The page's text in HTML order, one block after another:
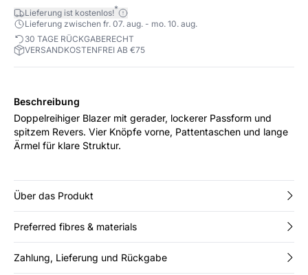
Lieferung ist kostenlos!*
Lieferung zwischen fr. 07. aug. - mo. 10. aug.
30 TAGE RÜCKGABERECHT
VERSANDKOSTENFREI AB €75
Beschreibung
Doppelreihiger Blazer mit gerader, lockerer Passform und
spitzem Revers. Vier Knöpfe vorne, Pattentaschen und lange
Ärmel für klare Struktur.
Über das Produkt
Preferred fibres & materials
Zahlung, Lieferung und Rückgabe